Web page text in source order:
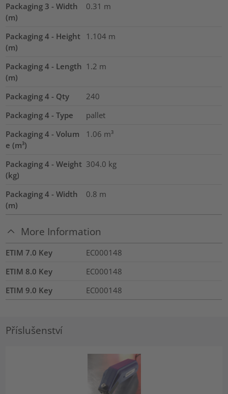
Packaging 3 - Width
(m)
0.31 m
Packaging 4 - Height
(m)
1.104 m
Packaging 4 - Length
(m)
1.2 m
Packaging 4 - Qty
240
Packaging 4 - Type
pallet
Packaging 4 - Volum
e (m³)
1.06 m³
Packaging 4 - Weight
(kg)
304.0 kg
Packaging 4 - Width
(m)
0.8 m
More Information
ETIM 7.0 Key
EC000148
ETIM 8.0 Key
EC000148
ETIM 9.0 Key
EC000148
Příslušenství